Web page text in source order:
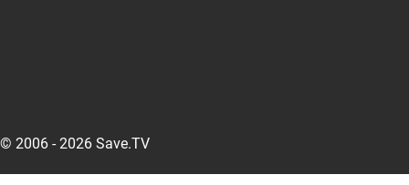
© 2006 - 2026 Save.TV